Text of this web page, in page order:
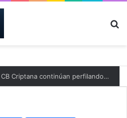
El CB Villarrobledo y el CB Criptana continúan perfilando sus plantillas